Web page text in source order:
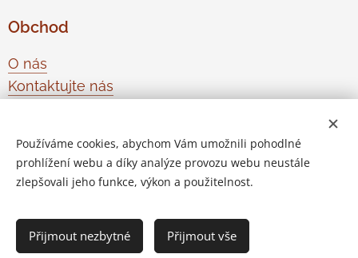
Do košíku
Obchod
O nás
Kontaktujte nás
Vytvořeno službouWebnode Cookies
Používáme cookies, abychom Vám umožnili pohodlné
prohlížení webu a díky analýze provozu webu neustále
zlepšovali jeho funkce, výkon a použitelnost.
Přijmout nezbytné Přijmout vše